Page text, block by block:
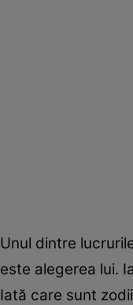
Unul dintre
este alegerea lui.
Iată care sunt